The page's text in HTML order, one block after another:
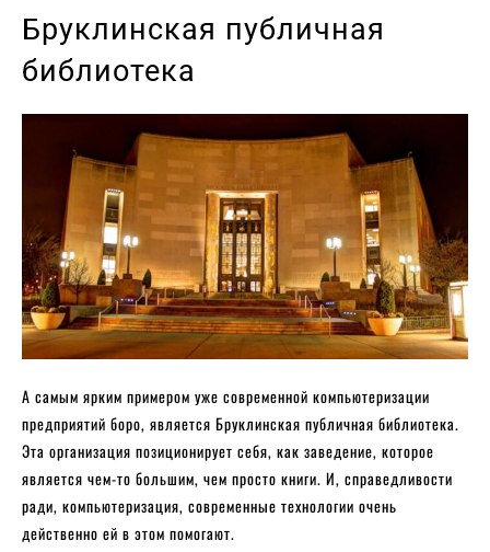
Бруклинская публичная
библиотека
А самым ярким примером уже современной компьютеризации
предприятий боро, является Бруклинская публичная библиотека.
Эта организация позиционирует себя, как заведение, которое
является чем-то большим, чем просто книги. И, справедливости
ради, компьютеризация, современные технологии очень
действенно ей в этом помогают.